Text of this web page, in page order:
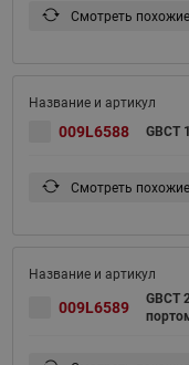
Смотреть
009L6588 GBCT
Смотреть
009L6589
GBCT